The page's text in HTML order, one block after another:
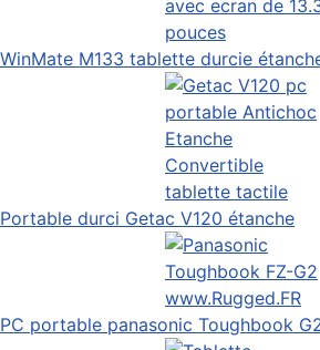
WinMate M133 tablette durcie
Portable durci Getac V120 étanche
PC portable panasonic Toughbook